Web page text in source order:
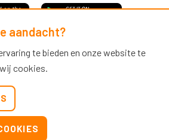
Nieuwsbrieven
aandacht?
te bieden en onze website te
cookies.